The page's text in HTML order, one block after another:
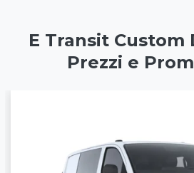
E Transit Custom
Prezzi e